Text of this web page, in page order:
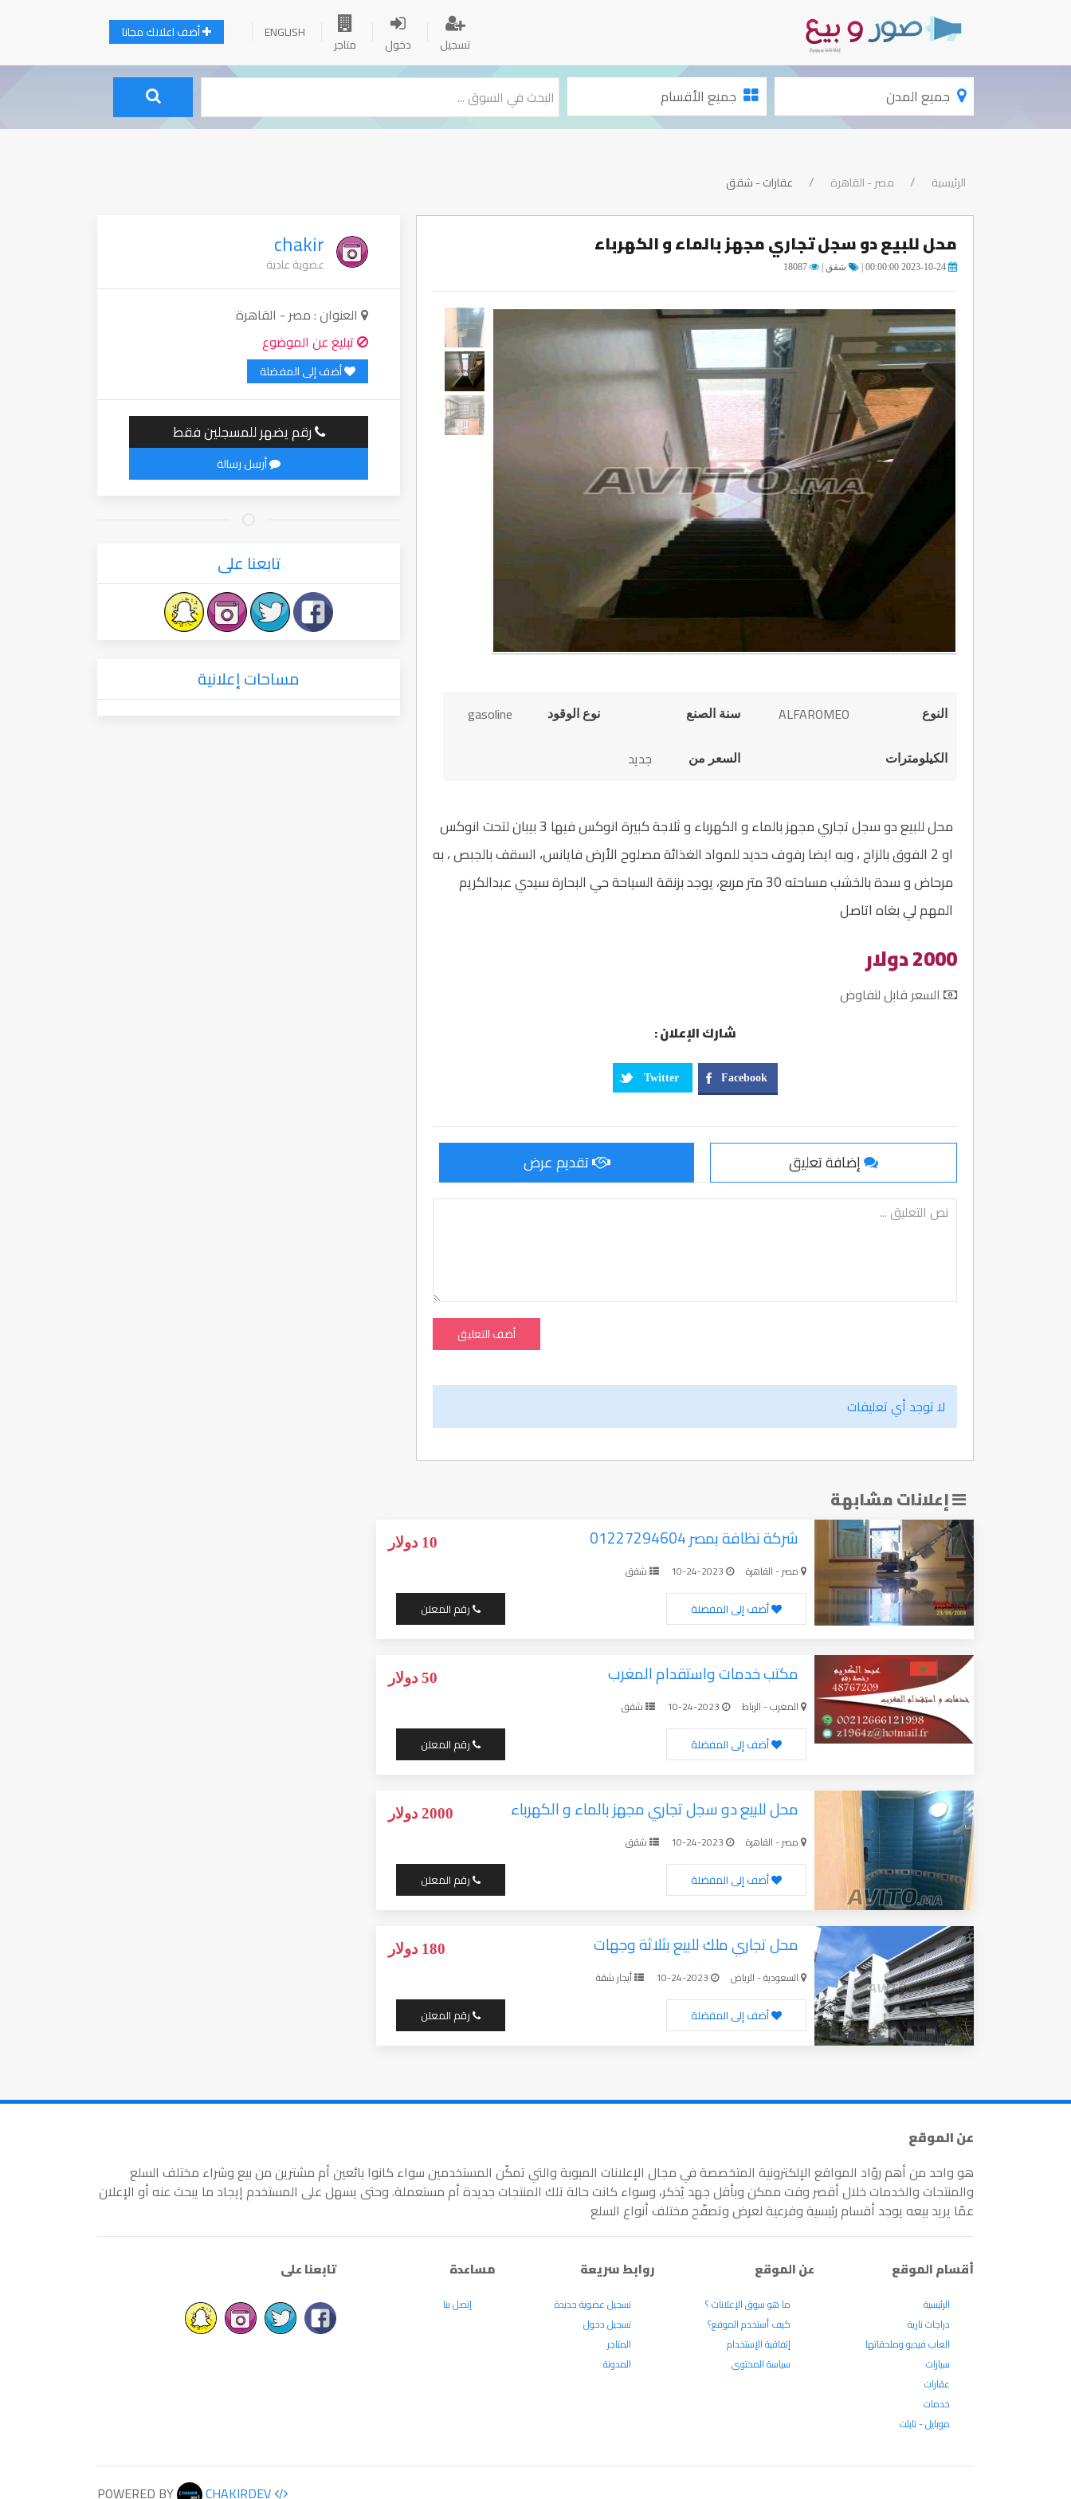
تسجيل دخول متاجر
ENGLISH أضف اعلانك مجانا
الرئيسية مصر - القاهرة عقارات - شقق
محل للبيع دو سجل تجاري مجهز بالماء و الكهرباء
شقق |
النوع ALFAROMEO سنة الصنع نوع الوقود gasoline
الكيلومترات السعر من جديد
محل للبيع دو سجل تجاري مجهز بالماء و الكهرباء و ثلاجة كبيرة انوكس فيها 3 بيبان لتحت انوكس
او 2 الفوق بالزاج ، وبه ايضا رفوف حديد للمواد الغذائة مصلوح الأرض فايانس، السقف بالجبص ، به
مرحاض و سدة بالخشب مساحته 30 متر مربع، يوجد بزنقة السياحة حي البحارة سيدي عبدالكريم
المهم لي بغاه اتاصل
2000 دولار
السعر قابل لتفاوض
شارك الإعلان :
Facebook
Twitter
إضافة تعليق تقديم عرض
أضف التعليق
لا توجد أي تعليقات
chakir
عضوية عادية
العنوان : مصر - القاهرة
تبليغ عن الموضوع
أضف إلى المفضلة
رقم يضهر للمسجلين فقط
أرسل رسالة
تابعنا على
مساحات إعلانية
إعلانات مشابهة
شركة نظافة بمصر 01227294604 10 دولار
مصر - القاهرة شقق
أضف إلى المفضلة
مكتب خدمات واستقدام المغرب 50 دولار
المغرب - الرباط شقق
أضف إلى المفضلة
محل للبيع دو سجل تجاري مجهز بالماء و الكهرباء 2000 دولار
مصر - القاهرة شقق
أضف إلى المفضلة
محل تجاري ملك للبيع بثلاثة وجهات 180 دولار
السعودية - الرياض أيجار شقة
أضف إلى المفضلة
عن الموقع
هو واحد من أهم روّاد المواقع الإلكترونية المتخصصة في مجال الإعلانات المبوبة والتي تمكّن المستخدمين سواء كانوا بائعين أم مشترين من بيع وشراء مختلف السلع
والمنتجات والخدمات خلال أقصر وقت ممكن وبأقل جهد يُذكر، وسواء كانت حالة تلك المنتجات جديدة أم مستعملة. وحتى يسهل على المستخدم إيجاد ما يبحث عنه أو الإعلان
عمّا يريد بيعه يوجد أقسام رئيسية وفرعية لعرض وتصفّح مختلف أنواع السلع
أقسام الموقع
الرئيسية
دراجات نارية
العاب فيديو وملحقاتها
سيارات
عقارات
خدمات
موبايل - تابلت
عن الموقع
ما هو سوق الإعلانات ؟
كيف أستخدم الموقع؟
إتفاقية الإستخدام
سياسة المحتوى
روابط سريعة
تسجيل عضوية جديدة
تسجيل دخول
المتاجر
المدونة
مساعدة
إتصل بنا
تابعنا على
CHAKIRDEV